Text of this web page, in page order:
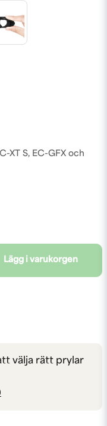
XT S, EC-GFX och
Lägg i varukorgen
välja rätt prylar